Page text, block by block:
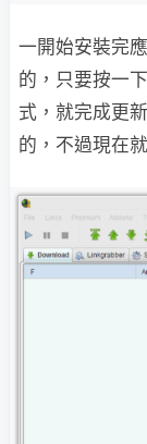
一開始安裝完
的，只要按一
式，就完成更
的，不過現在